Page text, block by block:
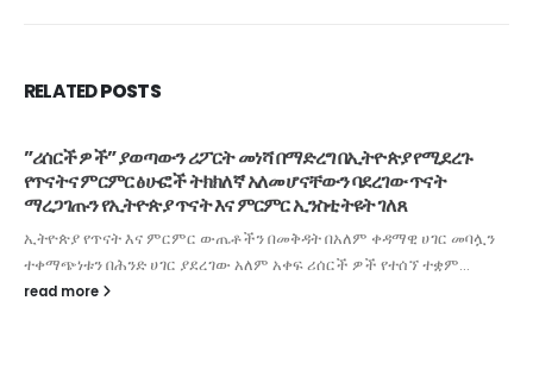
RELATEDPOSTS
”ሪሰርች ዎች” ያወጣውን ሪፖርት መነሻ በማድረግ በኢትዮጵያ የሚደረጉ
የጥናትና ምርምር ፅሁፎች ትክክለኛ አለመሆናቸውን ባደረገው ጥናት
ማረጋገጡን የኢትዮጵያ ጥናት እና ምርምር ኢንስቲትዩት ገለጸ
ኢትዮጵያ የጥናት እና ምርምር ውጤቶችን በመቅዳት በአለም ቀዳማዊ ሀገር መባሏን
ተቀማጭነቱን በሕንድ ሀገር ያደረገው አለም አቀፍ ሪሰርች ዎች የተሰኘ ተቋም...
read more